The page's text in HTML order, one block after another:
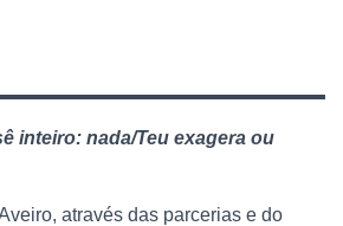
inteiro: nada/Teu exagera ou
através das parcerias e do